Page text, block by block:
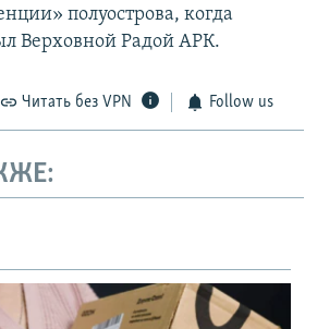
полуострова, когда
Верховной Радой АРК.
Читать без VPN Follow us